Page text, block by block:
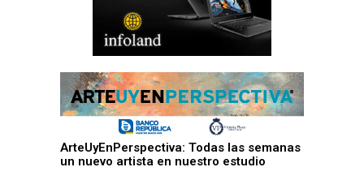
ArteUyEnPerspectiva: Todas las semanas
un nuevo artista en nuestro estudio